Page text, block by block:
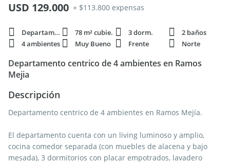
USD 129.000 + $113.800 expensas
Departamento 78 m² cubie. 3 dorm.
2 baños
4 ambientes
Muy Bueno Frente Norte
Departamento centrico de 4 ambientes en Ramos
Mejia
Descripción
Departamento centrico de 4 ambientes en Ramos Mejía.
El departamento cuenta con un living luminoso y amplio,
cocina comedor separada (con muebles de alacena y bajo
mesada), 3 dormitorios con placar empotrados, lavadero